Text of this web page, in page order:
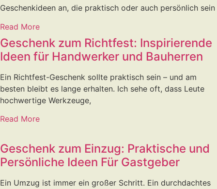
Geschenkideen an, die praktisch oder auch persönlich sein
Read More
Geschenk zum Richtfest: Inspirierende
Ideen für Handwerker und Bauherren
Ein Richtfest-Geschenk sollte praktisch sein – und am
besten bleibt es lange erhalten. Ich sehe oft, dass Leute
hochwertige Werkzeuge,
Read More
Geschenk zum Einzug: Praktische und
Persönliche Ideen Für Gastgeber
Ein Umzug ist immer ein großer Schritt. Ein durchdachtes